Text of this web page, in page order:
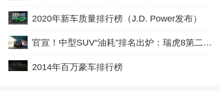
2020年新车质量排行榜（J.D. Power发布）
官宣！中型SUV“油耗”排名出炉：瑞虎8第二，探岳、冠道前十
2014年百万豪车排行榜